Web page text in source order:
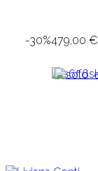
-30%479,00 €